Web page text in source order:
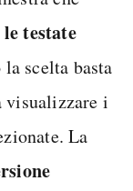
testate
scelta basta
visualizzare i
La